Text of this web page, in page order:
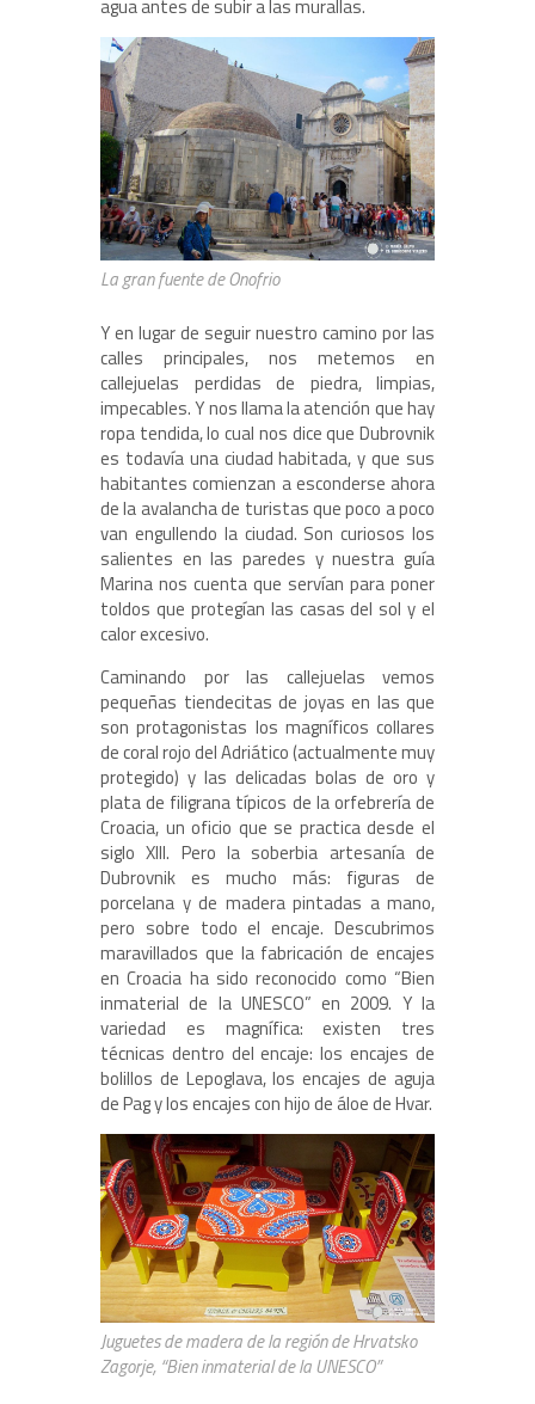
agua antes de subir a las murallas.
La gran fuente de Onofrio
Y en lugar de seguir nuestro camino por las
calles principales, nos metemos en
callejuelas perdidas de piedra, limpias,
impecables. Y nos llama la atención que hay
ropa tendida, lo cual nos dice que Dubrovnik
es todavía una ciudad habitada, y que sus
habitantes comienzan a esconderse ahora
de la avalancha de turistas que poco a poco
van engullendo la ciudad. Son curiosos los
salientes en las paredes y nuestra guía
Marina nos cuenta que servían para poner
toldos que protegían las casas del sol y el
calor excesivo.
Caminando por las callejuelas vemos
pequeñas tiendecitas de joyas en las que
son protagonistas los magníficos collares
de coral rojo del Adriático (actualmente muy
protegido) y las delicadas bolas de oro y
plata de filigrana típicos de la orfebrería de
Croacia, un oficio que se practica desde el
siglo XIII. Pero la soberbia artesanía de
Dubrovnik es mucho más: figuras de
porcelana y de madera pintadas a mano,
pero sobre todo el encaje. Descubrimos
maravillados que la fabricación de encajes
en Croacia ha sido reconocido como “Bien
inmaterial de la UNESCO” en 2009. Y la
variedad es magnífica: existen tres
técnicas dentro del encaje: los encajes de
bolillos de Lepoglava, los encajes de aguja
de Pag y los encajes con hijo de áloe de Hvar.
Juguetes de madera de la región de Hrvatsko
Zagorje, “Bien inmaterial de la UNESCO”